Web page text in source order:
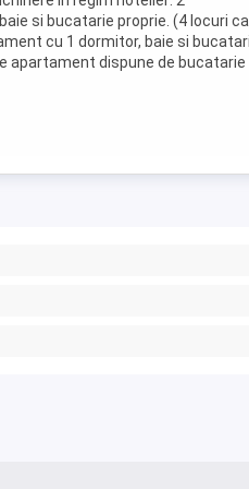
si bucatarie proprie. (4 locuri
cu 1 dormitor, baie si
apartament dispune de bucatarie